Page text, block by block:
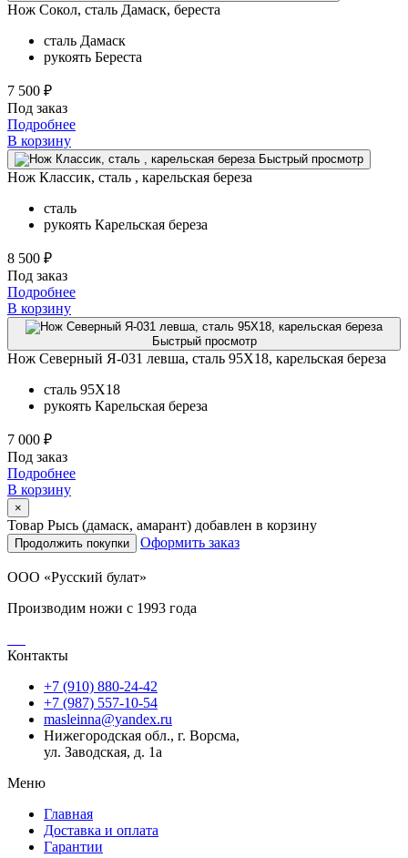
Нож Сокол, сталь Дамаск, береста
сталь Дамаск
рукоять Береста
7 500 ₽
Под заказ
Подробнее
В корзину
Быстрый просмотр
Нож Классик, сталь , карельская береза
сталь
рукоять Карельская береза
8 500 ₽
Под заказ
Подробнее
В корзину
Быстрый просмотр
Нож Северный Я-031 левша, сталь 95Х18, карельская береза
сталь 95Х18
рукоять Карельская береза
7 000 ₽
Под заказ
Подробнее
В корзину
×
Товар Рысь (дамаск, амарант) добавлен в корзину
Продолжить покупки Оформить заказ
ООО «Русский булат»
Производим ножи с 1993 года
Контакты
+7 (910) 880-24-42
+7 (987) 557-10-54
masleinna@yandex.ru
Нижегородская обл., г. Ворсма,
ул. Заводская, д. 1а
Меню
Главная
Доставка и оплата
Гарантии